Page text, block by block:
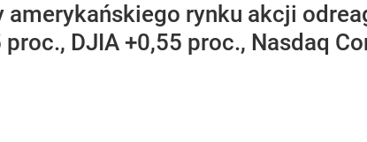
amerykańskiego rynku akcji
proc., DJIA +0,55 proc., Nasdaq